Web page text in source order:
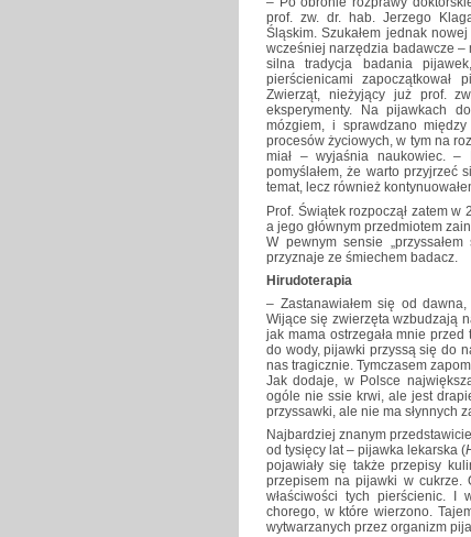
prof. zw. dr. hab. Jerzego
Śląskim. Szukałem jednak
wcześniej narzędzia badawcze –
silna tradycja badania
pierścienicami zapoczątkował
Zwierząt, nieżyjący już prof.
eksperymenty. Na pijawkach
mózgiem, i sprawdzano
procesów życiowych, w tym na
miał – wyjaśnia naukowiec. –
pomyślałem, że warto przyjrzeć
temat, lecz również
Prof. Świątek rozpoczął zatem
a jego głównym przedmiotem
W pewnym sensie
przyznaje ze śmiechem badacz.
Hirudoterapia
– Zastanawiałem się od
Wijące się zwierzęta wzbudzają
jak mama ostrzegała mnie
do wody, pijawki przyssą się do
nas tragicznie. Tymczasem
Jak dodaje, w Polsce
ogóle nie ssie krwi, ale jest
przyssawki, ale nie ma słynnych
Najbardziej znanym
od tysięcy lat – pijawka lekarska (
pojawiały się także przepisy
przepisem na pijawki w cukrze.
właściwości tych pierścienic. I
chorego, w które wierzono.
wytwarzanych przez organizm